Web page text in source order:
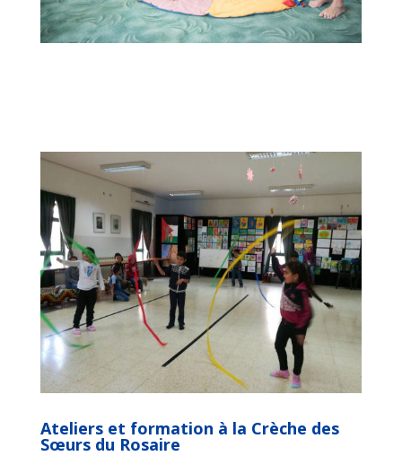
Ateliers et formation à la Crèche des
Sœurs du Rosaire